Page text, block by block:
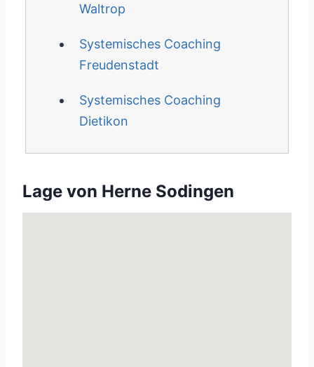
Waltrop
Systemisches Coaching
Freudenstadt
Systemisches Coaching
Dietikon
Lage von Herne Sodingen